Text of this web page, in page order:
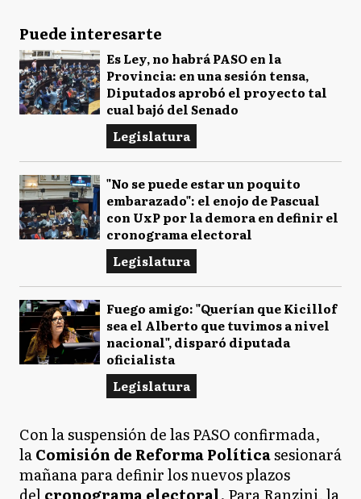
Puede interesarte
Es Ley, no habrá PASO en la
Provincia: en una sesión tensa,
Diputados aprobó el proyecto tal
cual bajó del Senado
Legislatura
"No se puede estar un poquito
embarazado": el enojo de Pascual
con UxP por la demora en definir el
cronograma electoral
Legislatura
Fuego amigo: "Querían que Kicillof
sea el Alberto que tuvimos a nivel
nacional", disparó diputada
oficialista
Legislatura
Con la suspensión de las PASO confirmada,
laComisión de Reforma Políticasesionará
mañana para definir los nuevos plazos